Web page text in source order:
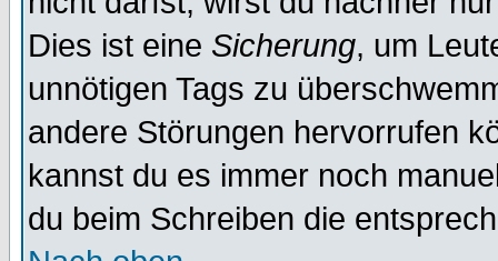
Dies ist eine Sicherung, um
unnötigen Tags zu
andere Störungen hervorrufen
kannst du es immer noch
du beim Schreiben die